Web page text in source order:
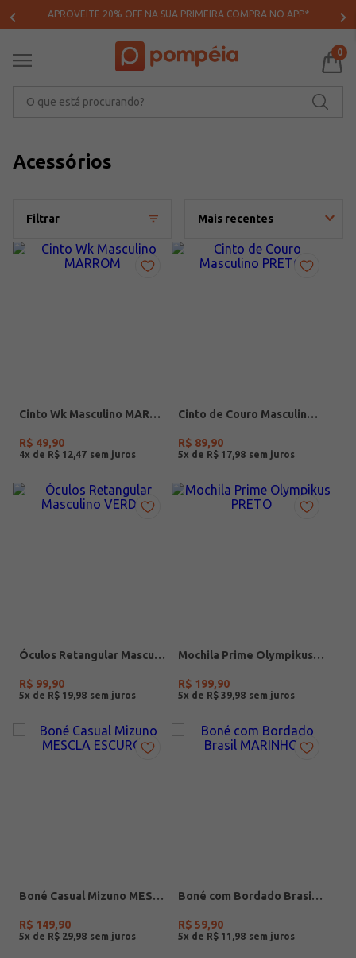
APROVEITE 20% OFF NA SUA PRIMEIRA COMPRA NO APP*
0
Acessórios
Filtrar Mais recentes
Cinto Wk Masculino MARROM
R$ 49,90
4x de R$ 12 47
Cinto de Couro Masculino PRETO
R$ 89,90
5x de R$ 17 98
Óculos Retangular Masculino VERDE
R$ 99,90
5x de R$ 19 98
Mochila Prime Olympikus PRETO
R$ 199,90
5x de R$ 39 98
Boné Casual Mizuno MESCLA ESCURO
R$ 149,90
5x de R$ 29 98
Boné com Bordado Brasil MARINHO
R$ 59,90
5x de R$ 11 98